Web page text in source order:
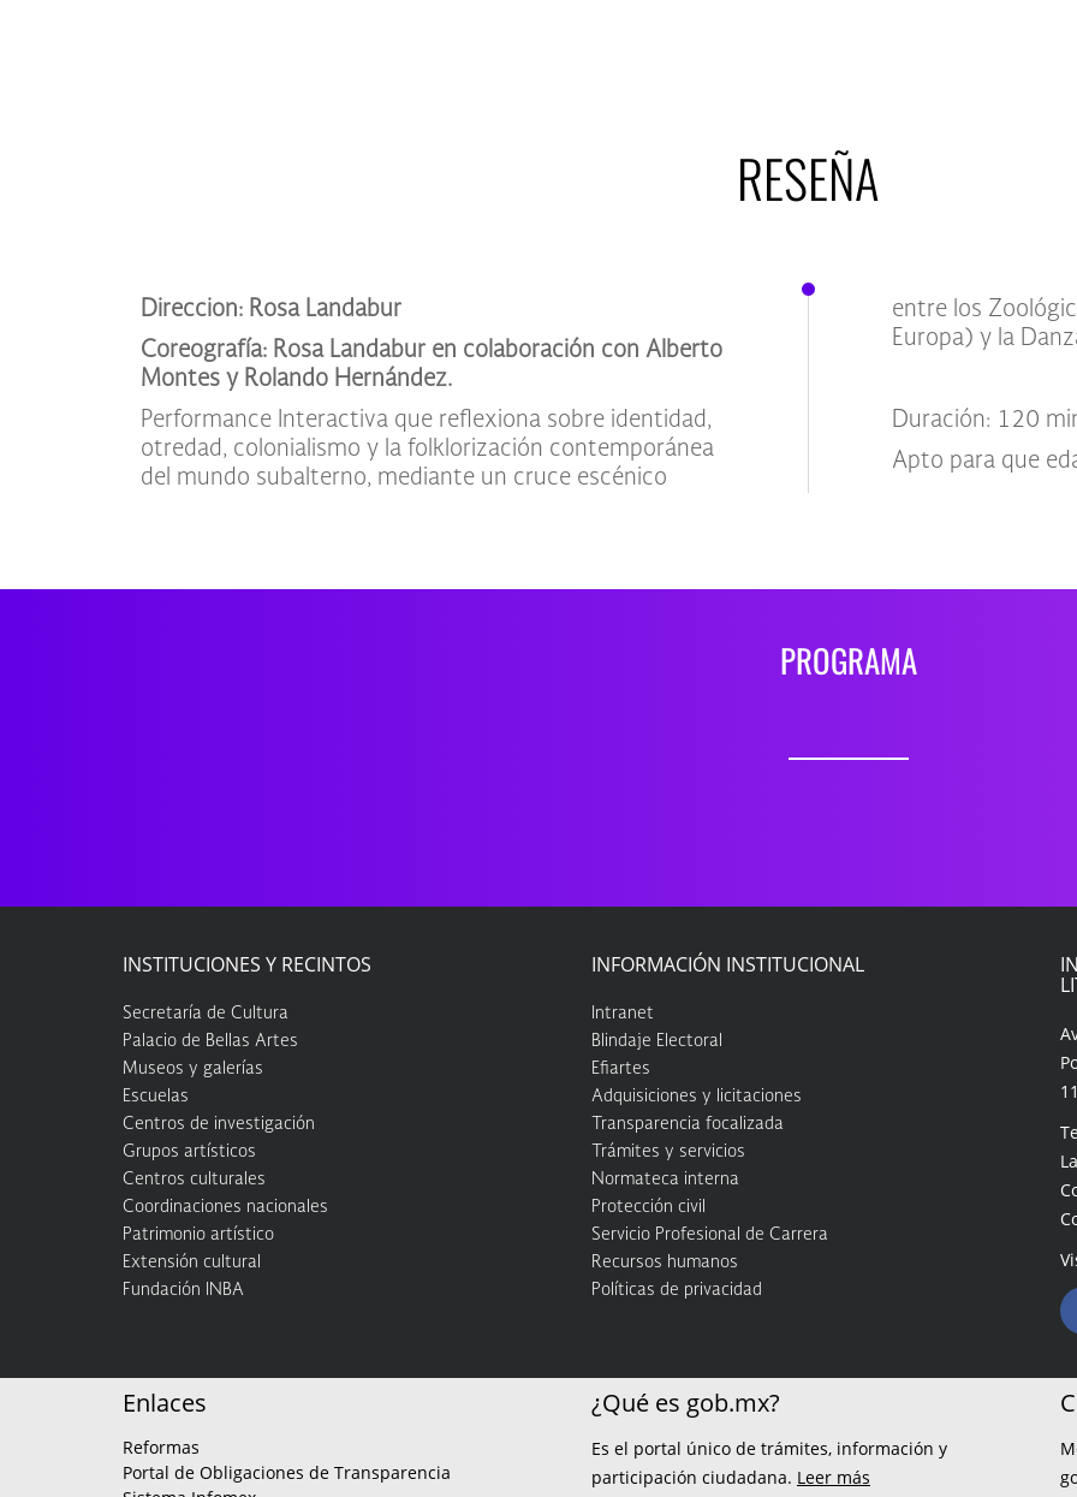
RESEÑA
Direccion: Rosa Landabur
Coreografía: Rosa Landabur en colaboración con Alberto
Montes y Rolando Hernández.
Performance Interactiva que reflexiona sobre identidad,
otredad, colonialismo y la folklorización contemporánea
del mundo subalterno, mediante un cruce escénico
entre los
Europa) y la
Duración: 120
Apto para que
PROGRAMA
INSTITUCIONES Y RECINTOS
Secretaría de Cultura
Palacio de Bellas Artes
Museos y galerías
Escuelas
Centros de investigación
Grupos artísticos
Centros culturales
Coordinaciones nacionales
Patrimonio artístico
Extensión cultural
Fundación INBA
INFORMACIÓN INSTITUCIONAL
Intranet
Blindaje Electoral
Efiartes
Adquisiciones y licitaciones
Transparencia focalizada
Trámites y servicios
Normateca interna
Protección civil
Servicio Profesional de Carrera
Recursos humanos
Políticas de privacidad
Enlaces
Reformas
Portal de Obligaciones de Transparencia
¿Qué es gob.mx?
Es el portal único de trámites, información y
participación ciudadana. Leer más